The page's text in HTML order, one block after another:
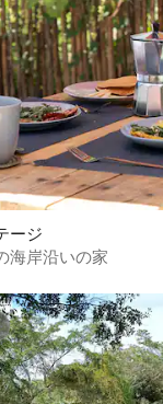
ージ
海岸沿いの家